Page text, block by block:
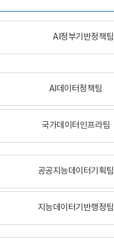
AI정부기반정책팀
AI데이터정책팀
국가데이터인프라팀
공공지능데이터기획팀
지능데이터기반행정팀